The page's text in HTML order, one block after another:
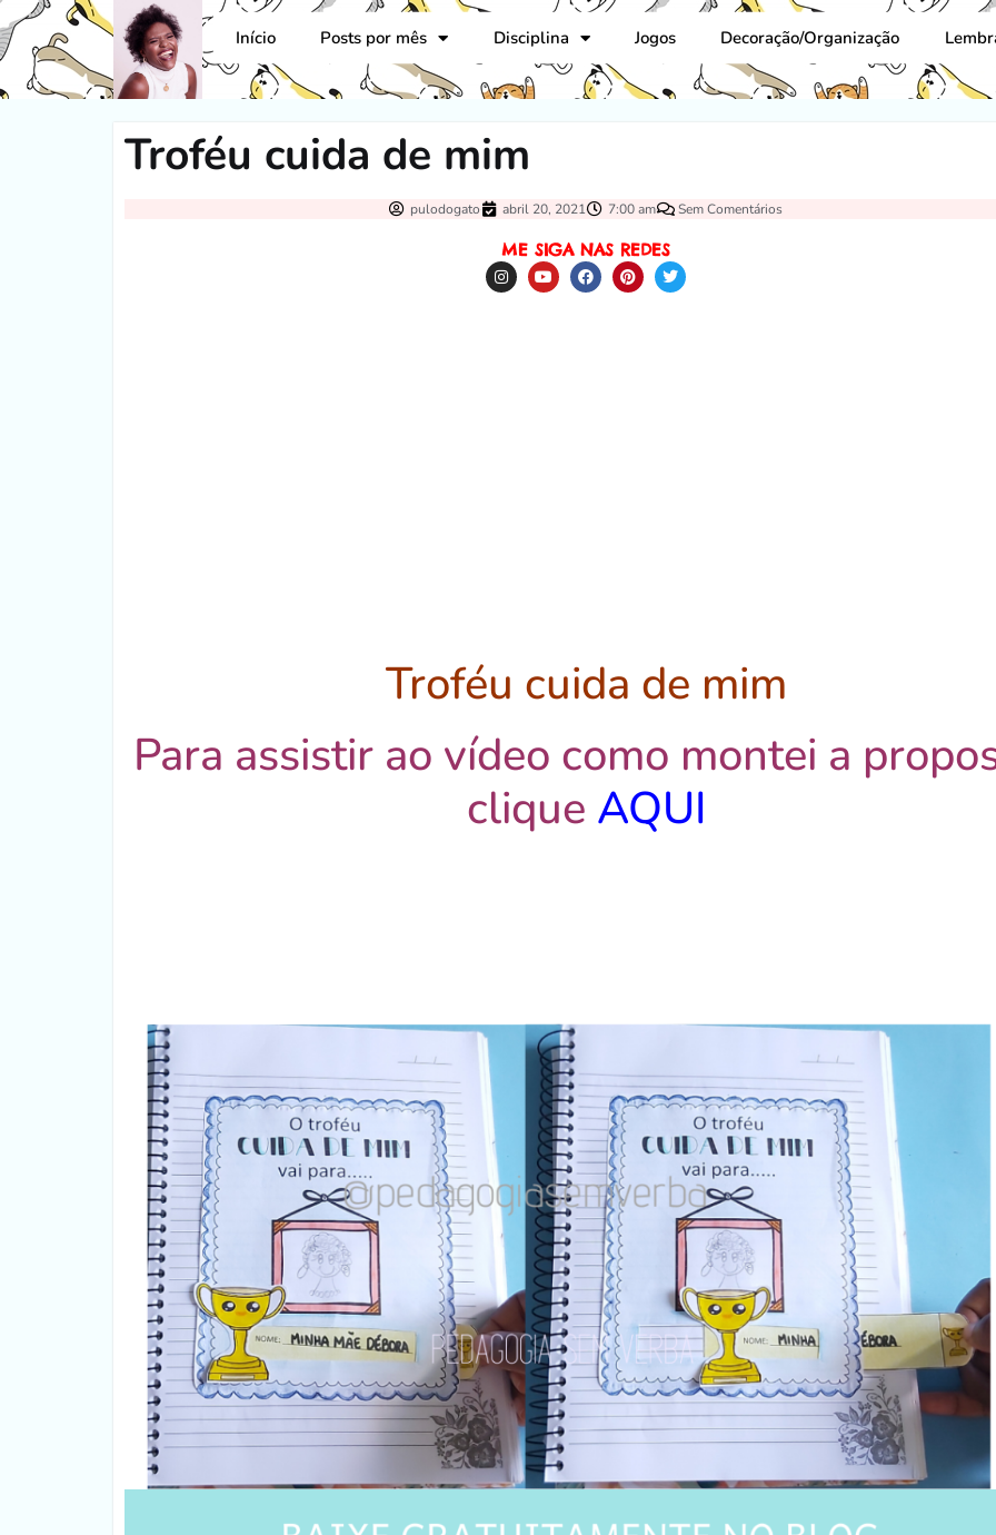
Início Posts por mês Disciplina Jogos Decoração/Organização
Troféu cuida de mim
pulodogato abril 20, 2021 7:00 am Sem Comentários
ME SIGA NAS REDES
Troféu cuida de mim
Para assistir ao vídeo como montei a
clique AQUI